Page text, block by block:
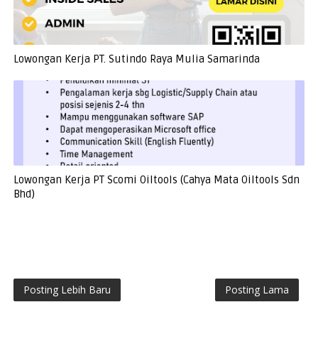
Lowongan Kerja PT. Sutindo Raya Mulia Samarinda
Lowongan Kerja PT Scomi Oiltools (Cahya Mata Oiltools Sdn
Bhd)
Posting Lebih Baru Posting Lama